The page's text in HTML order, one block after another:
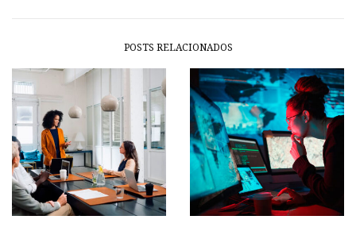
POSTS RELACIONADOS